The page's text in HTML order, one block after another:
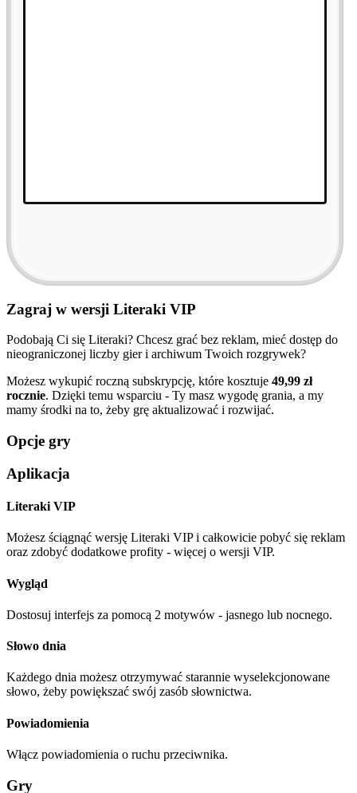
Zagraj w wersji Literaki VIP
Podobają Ci się Literaki? Chcesz grać bez reklam, mieć dostęp do
nieograniczonej liczby gier i archiwum Twoich rozgrywek?
Możesz wykupić roczną subskrypcję, które kosztuje 49,99 zł
rocznie. Dzięki temu wsparciu - Ty masz wygodę grania, a my
mamy środki na to, żeby grę aktualizować i rozwijać.
Opcje gry
Aplikacja
Literaki VIP
Możesz ściągnąć wersję Literaki VIP i całkowicie pobyć się reklam
oraz zdobyć dodatkowe profity - więcej o wersji VIP.
Wygląd
Dostosuj interfejs za pomocą 2 motywów - jasnego lub nocnego.
Słowo dnia
Każdego dnia możesz otrzymywać starannie wyselekcjonowane
słowo, żeby powiększać swój zasób słownictwa.
Powiadomienia
Włącz powiadomienia o ruchu przeciwnika.
Gry